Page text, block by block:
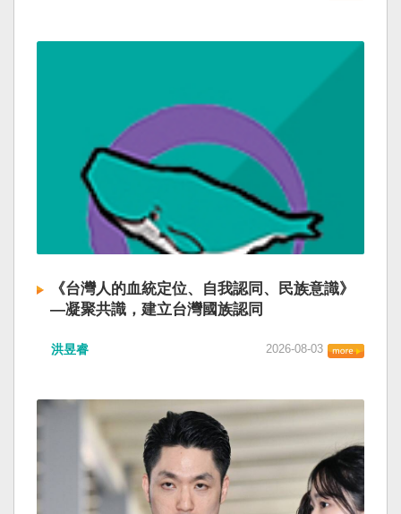
《台灣人的血統定位、自我認同、民族意識》
—凝聚共識，建立台灣國族認同
洪昱睿 2026-08-03